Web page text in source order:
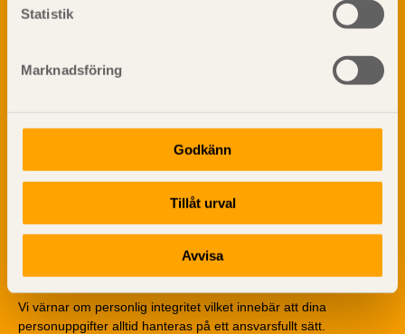
Statistik
Marknadsföring
Godkänn
Tillåt urval
Avvisa
Fakta om Limträ
Fukt
Brandsäkerhet
Byggnadsklasser och verksamhetsklasser
Brandförlopp i byggnader
Brandtekniska funktionskrav
Brandklasser för material och konstruktioner
Träkonstruktioners brandmotstånd
Detaljlösningar
Träytors brandegenskaper
Prenumerera på TräGuidens nyhetsbrev!
Vi värnar om personlig integritet vilket innebär att dina
personuppgifter alltid hanteras på ett ansvarsfullt sätt.